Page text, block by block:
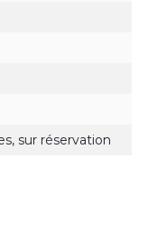
sur réservation